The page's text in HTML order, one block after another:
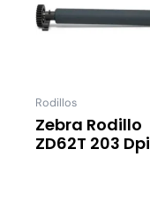
Rodillos
Zebra Rodillo
ZD62T 203 Dpi